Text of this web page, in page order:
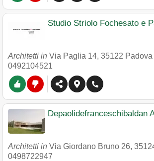
Studio Striolo Fochesato e
Architetti in Via Paglia 14, 35122 Padova
0492104521
Depaolidefranceschibaldan
Architetti in Via Giordano Bruno 26,
0498722947